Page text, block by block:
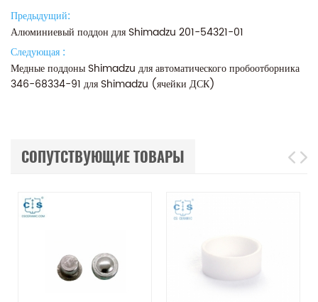
Предыдущий:
Алюминиевый поддон для Shimadzu 201-54321-01
Следующая :
Медные поддоны Shimadzu для автоматического пробоотборника
346-68334-91 для Shimadzu (ячейки ДСК)
СОПУТСТВУЮЩИЕ ТОВАРЫ